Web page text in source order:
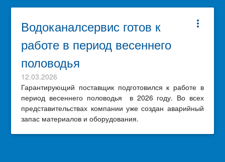
more_vert
Водоканалсервис готов к
работе в период весеннего
половодья
12.03.2026
Гарантирующий поставщик подготовился к работе в
период весеннего половодья в 2026 году. Во всех
представительствах компании уже создан аварийный
запас материалов и оборудования.